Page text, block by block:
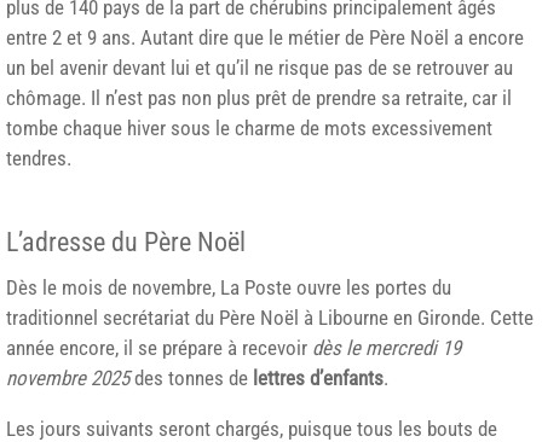
plus de 140 pays de la part de chérubins principalement âgés
entre 2 et 9 ans. Autant dire que le métier de Père Noël a encore
un bel avenir devant lui et qu’il ne risque pas de se retrouver au
chômage. Il n’est pas non plus prêt de prendre sa retraite, car il
tombe chaque hiver sous le charme de mots excessivement
tendres.
L’adresse du Père Noël
Dès le mois de novembre, La Poste ouvre les portes du
traditionnel secrétariat du Père Noël à Libourne en Gironde. Cette
année encore, il se prépare à recevoir dès le mercredi 19
novembre 2025des tonnes de lettres d’enfants.
Les jours suivants seront chargés, puisque tous les bouts de